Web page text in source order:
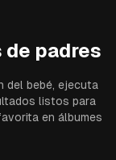
padres
del bebé, ejecuta
listos para
en álbumes